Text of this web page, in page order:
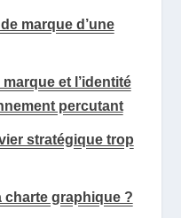
marque d’une
et l’identité
percutant
stratégique trop
charte graphique ?